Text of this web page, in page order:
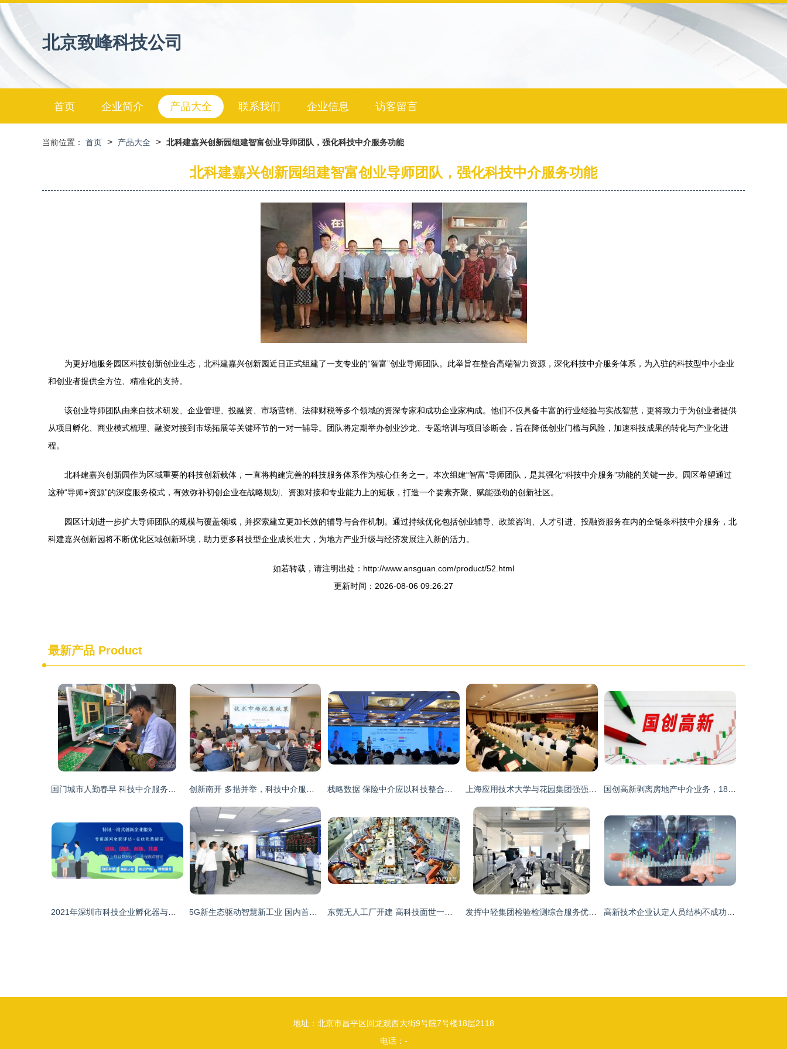
北京致峰科技公司
首页 企业简介 产品大全 联系我们 企业信息 访客留言
当前位置： 首页 > 产品大全 > 北科建嘉兴创新园组建智富创业导师团队，强化科技中介服务功能
北科建嘉兴创新园组建智富创业导师团队，强化科技中介服务功能
为更好地服务园区科技创新创业生态，北科建嘉兴创新园近日正式组建了一支专业的“智富”创业导师团队。此举旨在整合高端智力资源，深化科技中介服务体系，为入驻的科技型中小企业
和创业者提供全方位、精准化的支持。
该创业导师团队由来自技术研发、企业管理、投融资、市场营销、法律财税等多个领域的资深专家和成功企业家构成。他们不仅具备丰富的行业经验与实战智慧，更将致力于为创业者提供
从项目孵化、商业模式梳理、融资对接到市场拓展等关键环节的一对一辅导。团队将定期举办创业沙龙、专题培训与项目诊断会，旨在降低创业门槛与风险，加速科技成果的转化与产业化进
程。
北科建嘉兴创新园作为区域重要的科技创新载体，一直将构建完善的科技服务体系作为核心任务之一。本次组建“智富”导师团队，是其强化“科技中介服务”功能的关键一步。园区希望通过
这种“导师+资源”的深度服务模式，有效弥补初创企业在战略规划、资源对接和专业能力上的短板，打造一个要素齐聚、赋能强劲的创新社区。
园区计划进一步扩大导师团队的规模与覆盖领域，并探索建立更加长效的辅导与合作机制。通过持续优化包括创业辅导、政策咨询、人才引进、投融资服务在内的全链条科技中介服务，北
科建嘉兴创新园将不断优化区域创新环境，助力更多科技型企业成长壮大，为地方产业升级与经济发展注入新的活力。
如若转载，请注明出处：http://www.ansguan.com/product/52.html
更新时间：2026-08-06 09:26:27
最新产品 Product
地址：北京市昌平区回龙观西大街9号院7号楼18层2118
电话：-